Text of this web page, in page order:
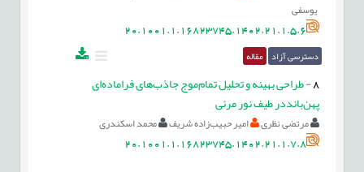
یوسفی
20.1001.1.16823745.1402.21.1.5.6
دسترسی آزاد مقاله
8
-طراحی بهینه و تحلیل تمام‌موج جاذب‌های فراماده‌ای
پهن‌بانددر طیف نور مرئی
مرتضی نظری امیر حبیب‌زاده شریف محمد اسکندری
20.1001.1.16823745.1402.21.1.7.8